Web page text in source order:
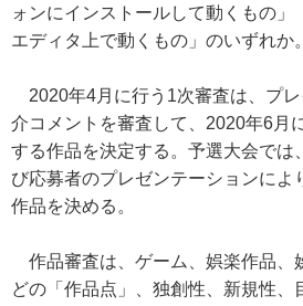
ォンにインストールして動くもの」
エディタ上で動くもの」のいずれか。
2020年4月に行う1次審査は、プ
介コメントを審査して、2020年6月
する作品を決定する。予選大会では
び応募者のプレゼンテーションによ
作品を決める。
作品審査は、ゲーム、娯楽作品、
どの「作品点」、独創性、新規性、